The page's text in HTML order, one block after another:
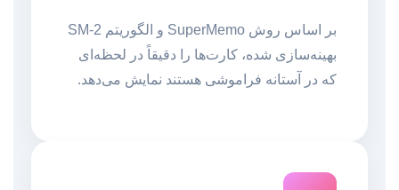
بر اساس روش SuperMemo و الگوریتم SM-2
بهینه‌سازی شده، کارت‌ها را دقیقاً در لحظه‌ای
که در آستانه فراموشی هستند نمایش می‌دهد.